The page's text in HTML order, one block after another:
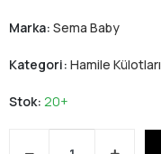
Marka: Sema Baby
Kategori: Hamile Külotları
Stok: 20+